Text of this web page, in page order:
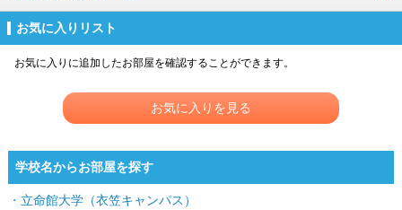
お気に入りリスト
お気に入りに追加したお部屋を確認することができます。
お気に入りを見る
学校名からお部屋を探す
立命館大学（衣笠キャンパス）